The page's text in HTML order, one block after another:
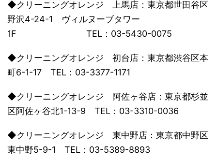
◆クリーニングオレンジ 上馬店：東京都世田谷区
野沢4-24-1 ヴィルヌーブタワー
1F TEL：03-5430-0075
◆クリーニングオレンジ 初台店：東京都渋谷区本
町6-1-17 TEL：03-3377-1171
◆クリーニングオレンジ 阿佐ヶ谷店：東京都杉並
区阿佐ヶ谷北1-13-9 TEL：03-3310-0036
◆クリーニングオレンジ 東中野店：東京都中野区
東中野5-9-1 TEL：03-5389-8893